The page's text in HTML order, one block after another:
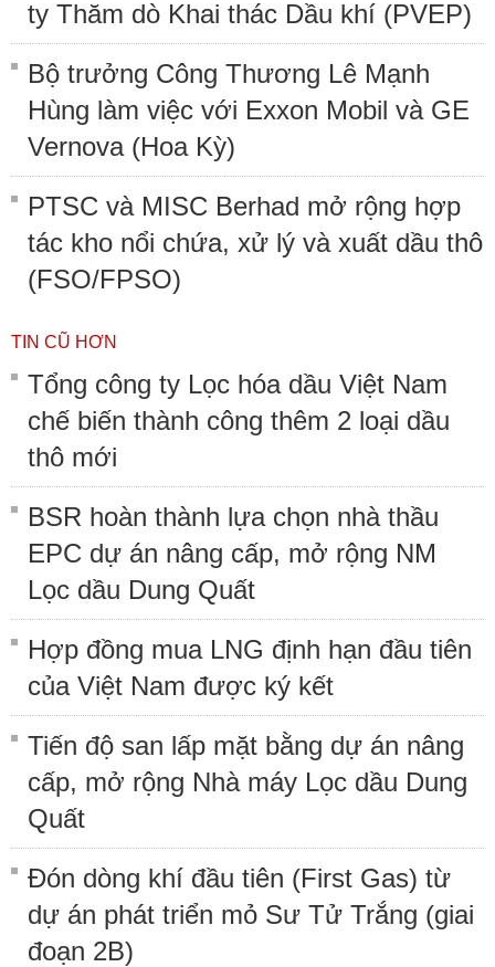
ty Thăm dò Khai thác Dầu khí (PVEP)
Bộ trưởng Công Thương Lê Mạnh
Hùng làm việc với Exxon Mobil và GE
Vernova (Hoa Kỳ)
PTSC và MISC Berhad mở rộng hợp
tác kho nổi chứa, xử lý và xuất dầu thô
(FSO/FPSO)
TIN CŨ HƠN
Tổng công ty Lọc hóa dầu Việt Nam
chế biến thành công thêm 2 loại dầu
thô mới
BSR hoàn thành lựa chọn nhà thầu
EPC dự án nâng cấp, mở rộng NM
Lọc dầu Dung Quất
Hợp đồng mua LNG định hạn đầu tiên
của Việt Nam được ký kết
Tiến độ san lấp mặt bằng dự án nâng
cấp, mở rộng Nhà máy Lọc dầu Dung
Quất
Đón dòng khí đầu tiên (First Gas) từ
dự án phát triển mỏ Sư Tử Trắng (giai
đoạn 2B)